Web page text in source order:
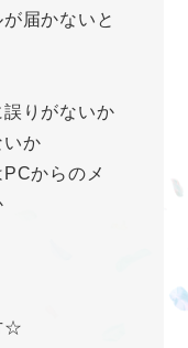
届かないと
誤りがないか
いか
からのメ
☆